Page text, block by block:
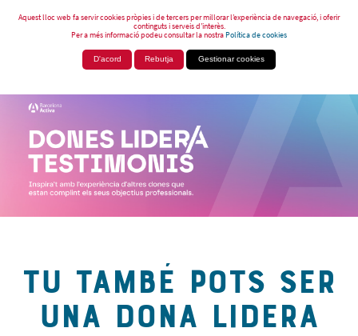
Aquest lloc web fa servir cookies pròpies i de tercers per millorar l’experiència de navegació, i oferir
continguts i serveis d’interès.
Per a més informació podeu consultar la nostraPolítica de cookies
D'acord Rebutja Gestionar cookies
TU TAMBÉ POTS SER
UNA DONA LIDERA